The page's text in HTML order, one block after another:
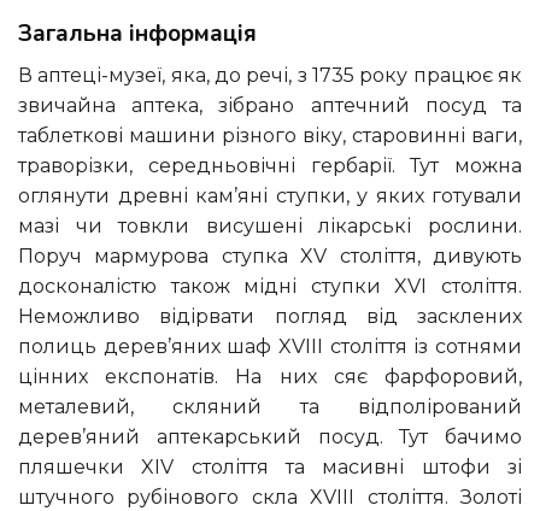
Загальна інформація
В аптеці-музеї, яка, до речі, з 1735 року працює як
звичайна аптека, зібрано аптечний посуд та
таблеткові машини різного віку, старовинні ваги,
траворізки, середньовічні гербарії. Тут можна
оглянути древні кам’яні ступки, у яких готували
мазі чи товкли висушені лікарські рослини.
Поруч мармурова ступка XV століття, дивують
досконалістю також мідні ступки XVI століття.
Неможливо відірвати погляд від засклених
полиць дерев’яних шаф XVIII століття із сотнями
цінних експонатів. На них сяє фарфоровий,
металевий, скляний та відполірований
дерев’яний аптекарський посуд. Тут бачимо
пляшечки XIV століття та масивні штофи зі
штучного рубінового скла XVIII століття. Золоті